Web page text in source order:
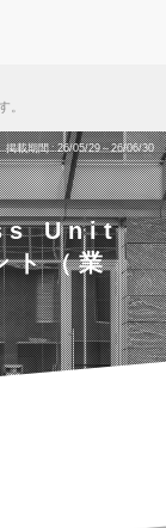
。
掲載期間 26/05/29～26/06/30
Unit
ト（業